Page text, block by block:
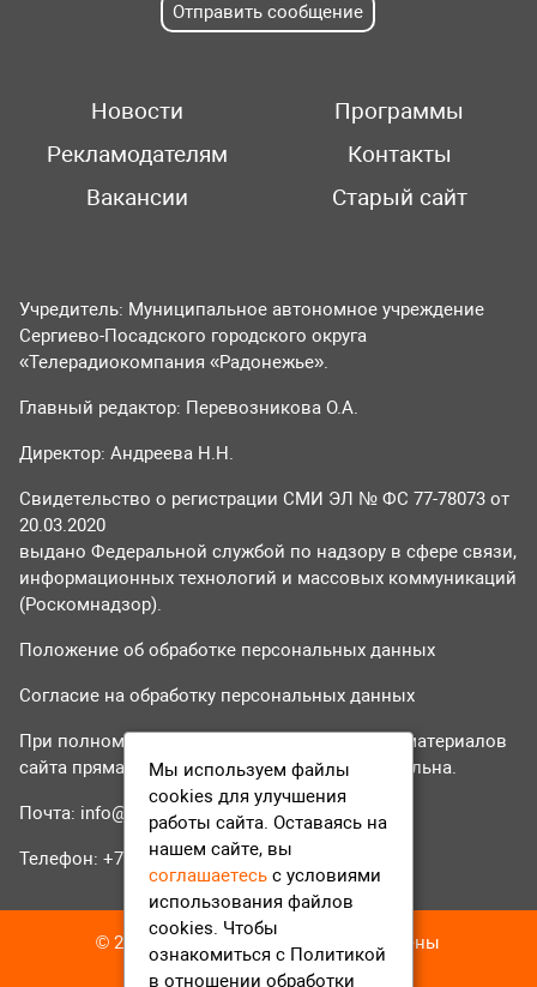
Отправить сообщение
Новости
Программы
Рекламодателям
Контакты
Вакансии
Старый сайт
Учредитель: Муниципальное автономное учреждение
Сергиево-Посадского городского округа
«Телерадиокомпания «Радонежье».
Главный редактор: Перевозникова О.А.
Директор: Андреева Н.Н.
Свидетельство о регистрации СМИ ЭЛ № ФС 77-78073 от
20.03.2020
выдано Федеральной службой по надзору в сфере связи,
информационных технологий и массовых коммуникаций
(Роскомнадзор).
Положение об обработке персональных данных
Согласие на обработку персональных данных
При полном или частичном использовании материалов
сайта прямая гиперссылка на tvr24.tv обязательна.
Почта: info@tvr24.tv
Телефон: +7 (496) 551-04-95
© 2016-2023 ТВР24 Все права защищены
Мы используем файлы
cookies для улучшения
работы сайта. Оставаясь на
нашем сайте, вы
соглашаетесь с условиями
использования файлов
cookies. Чтобы
ознакомиться с Политикой
в отношении обработки